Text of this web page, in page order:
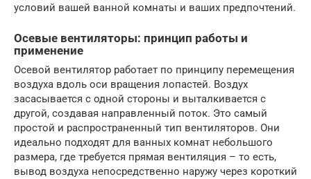
условий вашей ванной комнаты и ваших предпочтений.
Осевые вентиляторы: принцип работы и
применение
Осевой вентилятор работает по принципу перемещения
воздуха вдоль оси вращения лопастей. Воздух
засасывается с одной стороны и выталкивается с
другой, создавая направленный поток. Это самый
простой и распространенный тип вентиляторов. Они
идеально подходят для ванных комнат небольшого
размера, где требуется прямая вентиляция – то есть,
вывод воздуха непосредственно наружу через короткий